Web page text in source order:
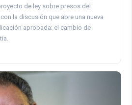
de ley sobre presos del
la discusión que abre una nueva
aprobada: el cambio de